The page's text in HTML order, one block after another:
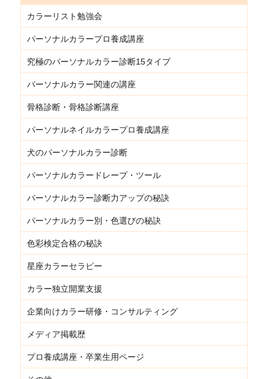
カラーリスト勉強会
パーソナルカラープロ養成講座
究極のパーソナルカラー診断15タイプ
パーソナルカラー関連の講座
骨格診断・骨格診断講座
パーソナルネイルカラープロ養成講座
犬のパーソナルカラー診断
パーソナルカラードレープ・ツール
パーソナルカラー診断力アップの秘訣
パーソナルカラー別・色選びの秘訣
色彩検定合格の秘訣
星座カラーセラピー
カラー独立開業支援
企業向けカラー研修・コンサルティング
メディア掲載歴
プロ養成講座・卒業生用ページ